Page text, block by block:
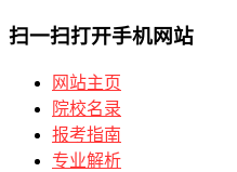
扫一扫打开手机网站
网站主页
院校名录
报考指南
专业解析